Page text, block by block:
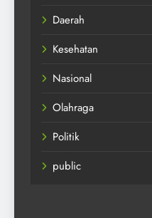
Daerah
Kesehatan
Nasional
Olahraga
Politik
public